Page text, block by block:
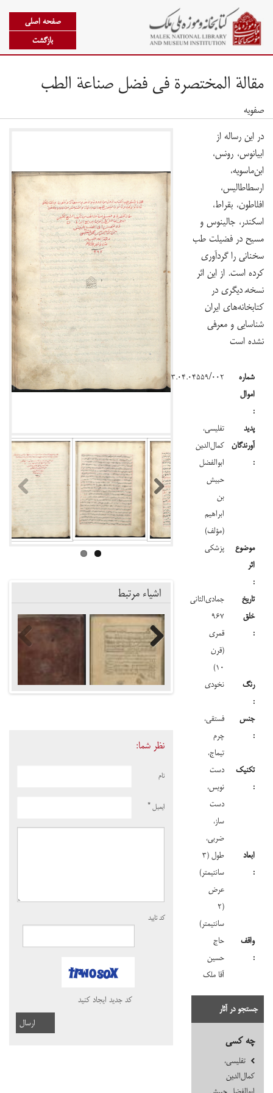
صفحه اصلی
بازگشت
مقالة المختصرة فی فضل صناعة الطّب
صفویه
Previous
اشیاء مرتبط
Previous Next
نظر شما:
نام
ایمیل*
کد تایید
کد جدید ایجاد کنید
ارسال
در این رساله از
ابیانوس، رونس،
ابن‌ماسویه،
ارسطاطالیس،
افلاطون، بقراط،
اسکندر، جالینوس و
مسیح در فضیلت طب
سخنانی را گردآوری
کرده است. از این اثر
نسخهٔ دیگری در
کتابخانه‌های ایران
شناسایی و معرّفی
نشده است
شماره
اموال
:
۱۳۹۳.۰۴.۰۴۵۵۹/۰۰۲
پدید
آورندگان
:
تفلیسی،
کمال‌الدّین
ابوالفضل
حبیش
بن
ابراهیم
(مؤلف)
موضوع
اثر
:
پزشکی
تاریخ
خلق
:
جمادی‌الثانی
۹۶۷
قمری
(قرن
۱۰)
رنگ
:
نخودی
جنس
:
فستقی،
چرم
تیماج،
تکنیک
:
دست
نویس،
دست
ساز،
ضربی،
ابعاد
:
طول (۳
سانتیمتر)
عرض
(۲
سانتیمتر)
واقف
:
حاج
حسین
آقا ملک
جستجو‌ در آثار
چه کسی
تفلیسی،
کمال‌الدّین